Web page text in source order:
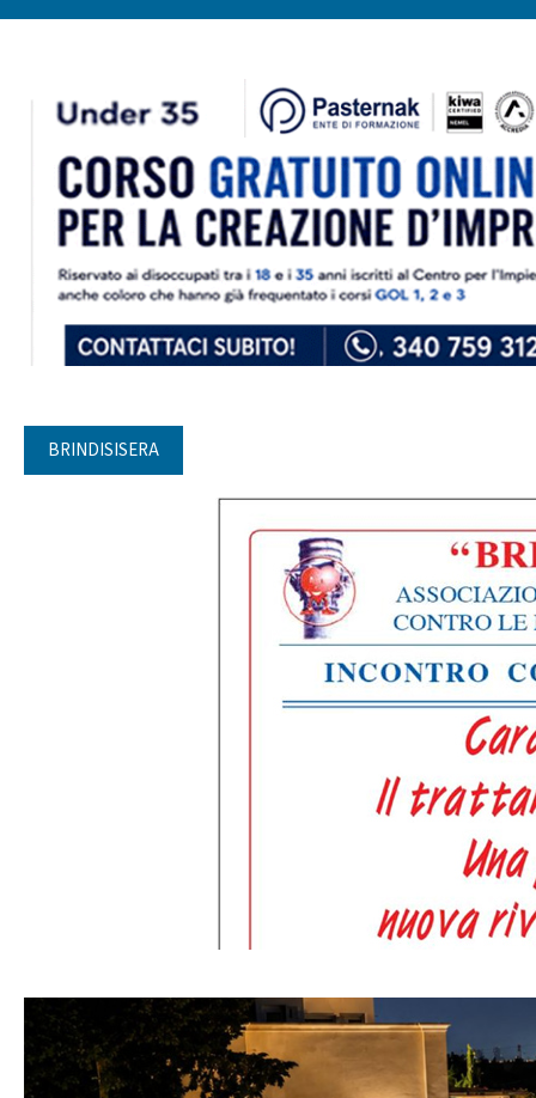
BRINDISISERA